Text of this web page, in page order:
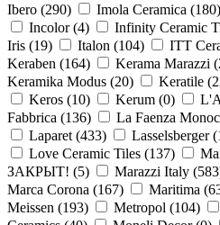
Ibero (290) Imola Ceramica (180)
Incolor (4) Infinity Ceramic
Iris (19) Italon (104) ITT
Keraben (164) Kerama Marazzi (
Keramika Modus (20) Keratile (
Keros (10) Kerum (0)
Fabbrica (136) La Faenza
Laparet (433) Lasselsberger (
Love Ceramic Tiles (137)
ЗАКРЫТ! (5) Marazzi Italy (583
Marca Corona (167) Maritima (
Meissen (193) Metropol (104)